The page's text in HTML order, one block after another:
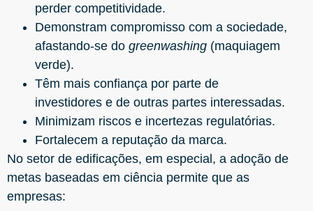
perder competitividade.
Demonstram compromisso com a sociedade,
afastando-se do greenwashing (maquiagem
verde).
Têm mais confiança por parte de
investidores e de outras partes interessadas.
Minimizam riscos e incertezas regulatórias.
Fortalecem a reputação da marca.
No setor de edificações, em especial, a adoção de
metas baseadas em ciência permite que as
empresas: